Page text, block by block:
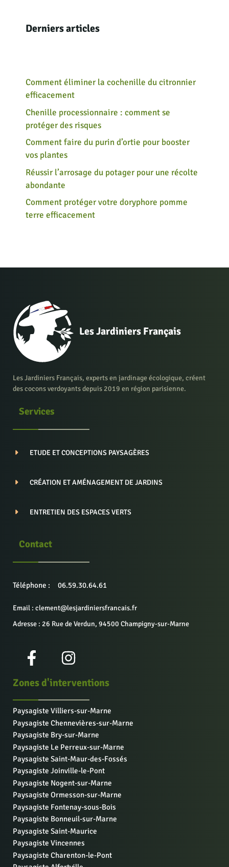
Derniers articles
Comment éliminer la cochenille du citronnier
efficacement
Chenille processionnaire : comment se
protéger des risques
Comment faire du purin d’ortie pour booster
vos plantes
Réussir l’arrosage du potager pour une récolte
abondante
Comment protéger votre doryphore pomme
terre efficacement
Les Jardiniers Français
Les Jardiniers Français, experts en jardinage écologique, créent
des cocons verdoyants depuis 2019 en région parisienne.
Services
ETUDE ET CONCEPTIONS PAYSAGÈRES
CRÉATION ET AMÉNAGEMENT DE JARDINS
ENTRETIEN DES ESPACES VERTS
Contact
Téléphone : 06.59.30.64.61
Email : clement@lesjardiniersfrancais.fr
Adresse : 26 Rue de Verdun, 94500 Champigny-sur-Marne
Zones d'interventions
Paysagiste Villiers-sur-Marne
Paysagiste Chennevières-sur-Marne
Paysagiste Bry-sur-Marne
Paysagiste Le Perreux-sur-Marne
Paysagiste Saint-Maur-des-Fossés
Paysagiste Joinville-le-Pont
Paysagiste Nogent-sur-Marne
Paysagiste Ormesson-sur-Marne
Paysagiste Fontenay-sous-Bois
Paysagiste Bonneuil-sur-Marne
Paysagiste Saint-Maurice
Paysagiste Vincennes
Paysagiste Charenton-le-Pont